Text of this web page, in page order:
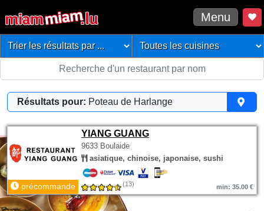
Menu
Résultats pour: Poteau de Harlange
YIANG GUANG
9633 Boulaide
asiatique, chinoise, japonaise, sushi
précommande (13) min: 35.00 €